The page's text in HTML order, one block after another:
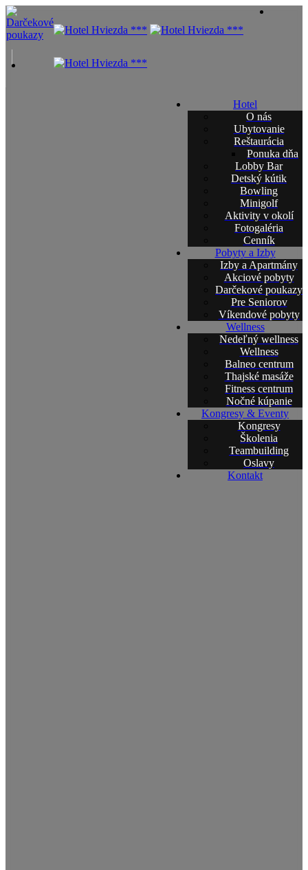
Hotel
O nás
Ubytovanie
Reštaurácia
Ponuka dňa
Lobby Bar
Detský kútik
Bowling
Minigolf
Aktivity v okolí
Fotogaléria
Cenník
Pobyty a Izby
Izby a Apartmány
Akciové pobyty
Darčekové poukazy
Pre Seniorov
Víkendové pobyty
Wellness
Nedeľný wellness
Wellness
Balneo centrum
Thajské masáže
Fitness centrum
Nočné kúpanie
Kongresy & Eventy
Kongresy
Školenia
Teambuilding
Oslavy
Kontakt